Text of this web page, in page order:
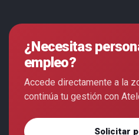
¿Necesitas
empleo?
Accede directamente a la
continúa tu gestión con
Solicitar